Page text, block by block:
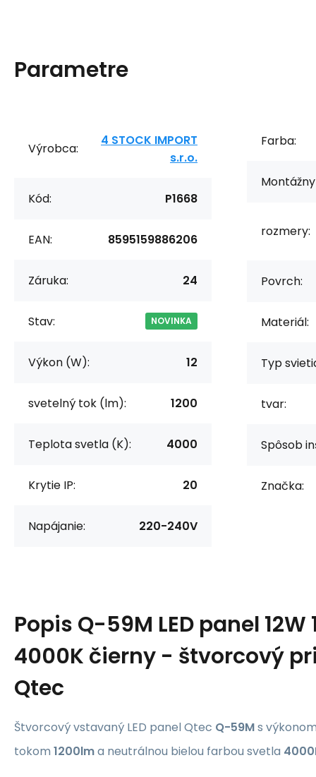
Parametre
Výrobca:
4 STOCK IMPORT
s.r.o.
Kód: P1668
EAN: 8595159886206
Záruka: 24
Stav: NOVINKA
Výkon (W): 12
svetelný tok (lm): 1200
Teplota svetla (K): 4000
Krytie IP: 20
Napájanie: 220-240V
Farba:
rozmery:
Povrch:
Materiál:
Typ
tvar:
Spôsob
Značka:
Popis Q-59M LED panel 12W
4000K čierny - štvorcový
Qtec
Štvorcový vstavaný LED panel Qtec Q-59Ms
tokom 1200lma neutrálnou bielou farbou svetla